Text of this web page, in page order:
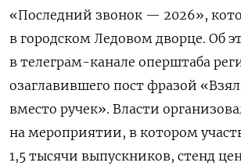
«Последний звонок — 2026»,
в городском Ледовом дворце. Об
в телеграм-канале оперштаба
озаглавившего пост фразой
вместо ручек». Власти
на мероприятии, в котором
1,5 тысячи выпускников, стенд